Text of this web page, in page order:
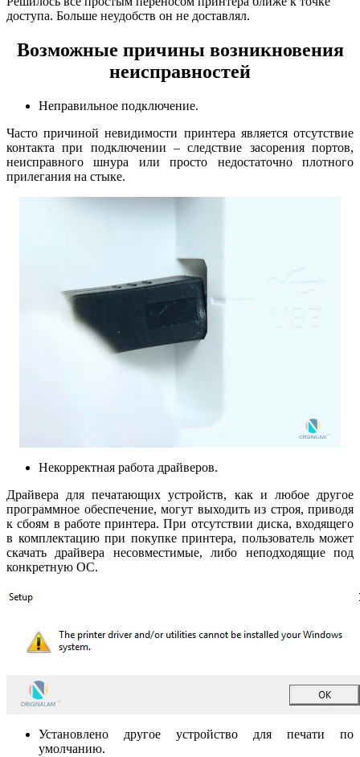
доступа. Больше неудобств он не доставлял.
Возможные причины возникновения
неисправностей
Неправильное подключение.
Часто причиной невидимости принтера является отсутствие
контакта при подключении – следствие засорения портов,
неисправного шнура или просто недостаточно плотного
прилегания на стыке.
Некорректная работа драйверов.
Драйвера для печатающих устройств, как и любое другое
программное обеспечение, могут выходить из строя, приводя
к сбоям в работе принтера. При отсутствии диска, входящего
в комплектацию при покупке принтера, пользователь может
скачать драйвера несовместимые, либо неподходящие под
конкретную ОС.
Установлено другое устройство для печати по
умолчанию.